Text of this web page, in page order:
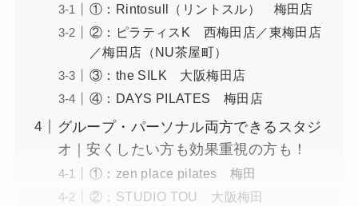
①：Rintosull（リントスル） 梅田店
②：ピラティスK 西梅田店／東梅田店
／梅田店（NU茶屋町）
③：the SILK 大阪梅田店
④：DAYS PILATES 梅田店
グループ・パーソナル両方できるスタジ
オ｜安くしたい方も効果重視の方も！
①：zen place pilates 梅田
②：STUDIO TOU 大阪梅田